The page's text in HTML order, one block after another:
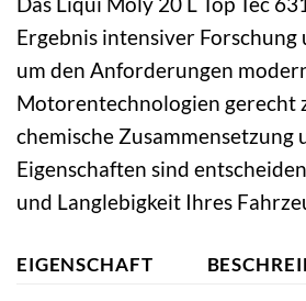
Ergebnis intensiver Forschung
um den Anforderungen
Motorentechnologien gerecht
chemische Zusammensetzung
Eigenschaften sind
und Langlebigkeit Ihres
EIGENSCHAFT